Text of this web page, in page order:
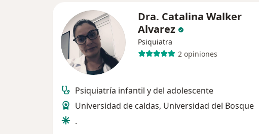
Dra. Catalina Walker
Alvarez
Psiquiatra
2 opiniones
Psiquiatría infantil y del adolescente
Universidad de caldas, Universidad del Bosque
.